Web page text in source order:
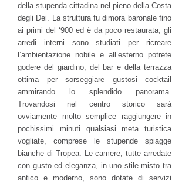
della stupenda cittadina nel pieno della Costa
degli Dei. La struttura fu dimora baronale fino
ai primi del ‘900 ed è da poco restaurata, gli
arredi interni sono studiati per ricreare
l’ambientazione nobile e all’esterno potrete
godere del giardino, del bar e della terrazza
ottima per sorseggiare gustosi cocktail
ammirando lo splendido panorama.
Trovandosi nel centro storico sarà
ovviamente molto semplice raggiungere in
pochissimi minuti qualsiasi meta turistica
vogliate, comprese le stupende spiagge
bianche di Tropea. Le camere, tutte arredate
con gusto ed eleganza, in uno stile misto tra
antico e moderno, sono dotate di servizi